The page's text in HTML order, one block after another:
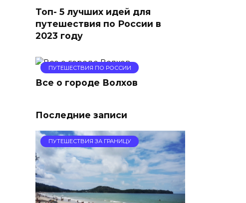
Топ- 5 лучших идей для
путешествия по России в
2023 году
ПУТЕШЕСТВИЯ ПО РОССИИ
Все о городе Волхов
Последние записи
ПУТЕШЕСТВИЯ ЗА ГРАНИЦУ